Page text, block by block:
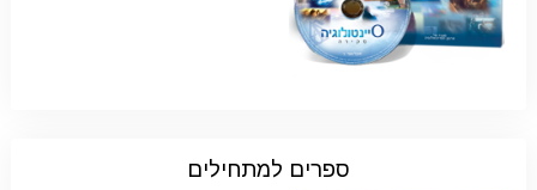
ספרים למתחילים